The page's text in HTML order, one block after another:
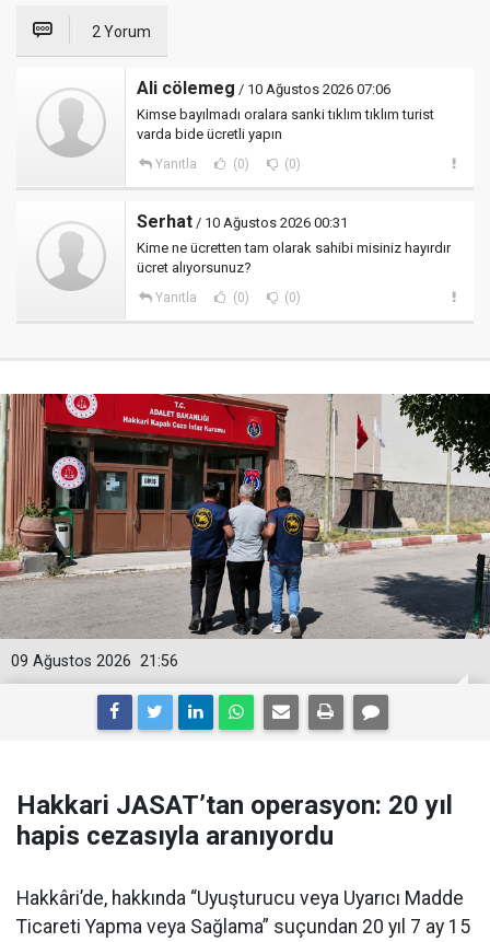
2 Yorum
Ali cölemeg / 10 Ağustos 2026 07:06
Kimse bayılmadı oralara sanki tıklım tıklım turist
varda bide ücretli yapın
Yanıtla (0) (0)
Serhat / 10 Ağustos 2026 00:31
Kime ne ücretten tam olarak sahibi misiniz hayırdır
ücret alıyorsunuz?
Yanıtla (0) (0)
21:56
09 Ağustos 2026
Hakkari JASAT’tan operasyon: 20 yıl
hapis cezasıyla aranıyordu
Hakkâri’de, hakkında “Uyuşturucu veya Uyarıcı Madde
Ticareti Yapma veya Sağlama” suçundan 20 yıl 7 ay 15